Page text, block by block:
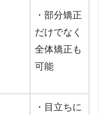
・部分矯正
だけでなく
全体矯正も
可能
・目立ちに